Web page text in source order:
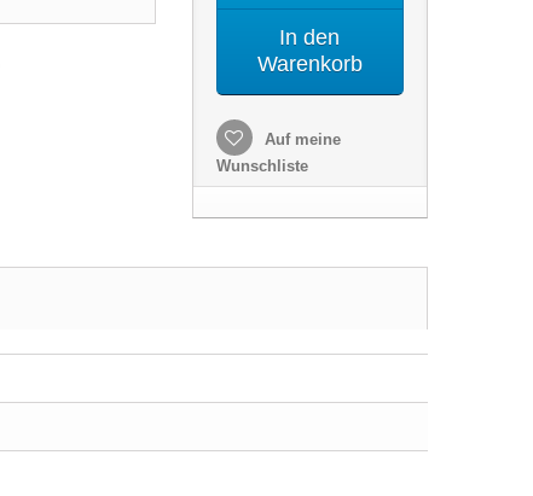
In den
Warenkorb
Auf meine
Wunschliste